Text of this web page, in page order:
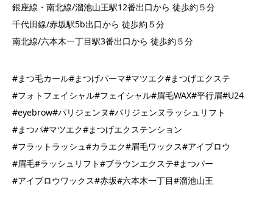
銀座線・南北線/溜池山王駅12番出口から 徒歩約５分
千代田線/赤坂駅5b出口から 徒歩約５分
南北線/六本木一丁目駅3番出口から 徒歩約５分
#まつ毛カール#まつげパーマ#マツエク#まつげエクステ
#フォトフェイシャル#フェイシャル#眉毛WAX#平行眉#U24
#eyebrow#パリジェンヌ#パリジェンヌラッシュリフト
#まつパ#マツエク#まつげエクステンション
#フラットラッシュ#カラエク#眉毛ワックス#アイブロウ
#眉毛#ラッシュリフト#ブラウンエクステ#まつパー
#アイブロウワックス#赤坂#六本木一丁目#溜池山王